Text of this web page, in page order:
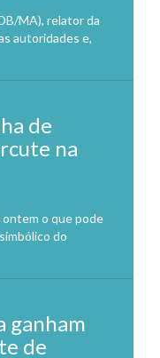
MA), relator da
autoridades e,
de
na
o que pode
do
ganham
de